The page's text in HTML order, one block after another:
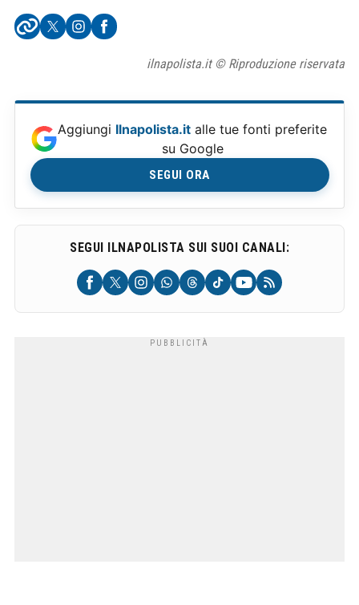
ilnapolista.it © Riproduzione riservata
Aggiungi Ilnapolista.it alle tue fonti preferite
su Google
SEGUI ORA
SEGUI ILNAPOLISTA SUI SUOI CANALI: